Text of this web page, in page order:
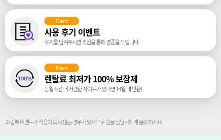
Event
사용 후기 이벤트
후기를 남겨주시면 추첨을 통해 경품을 드립니다.
Event
렌탈료 최저가 100% 보장제
동일조건 더 저렴한 사이트가 있다면 14일 내 반환!
※중복 이벤트가 적용이 되지 않는 경우가 있으므로 전문 상담사에게 문의 하세요.